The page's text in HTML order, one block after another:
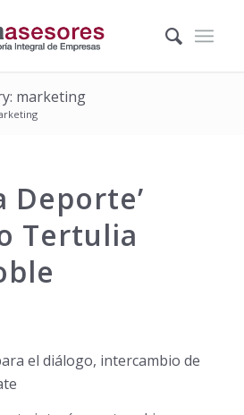
marketing
Deporte’
Tertulia
el diálogo, intercambio de